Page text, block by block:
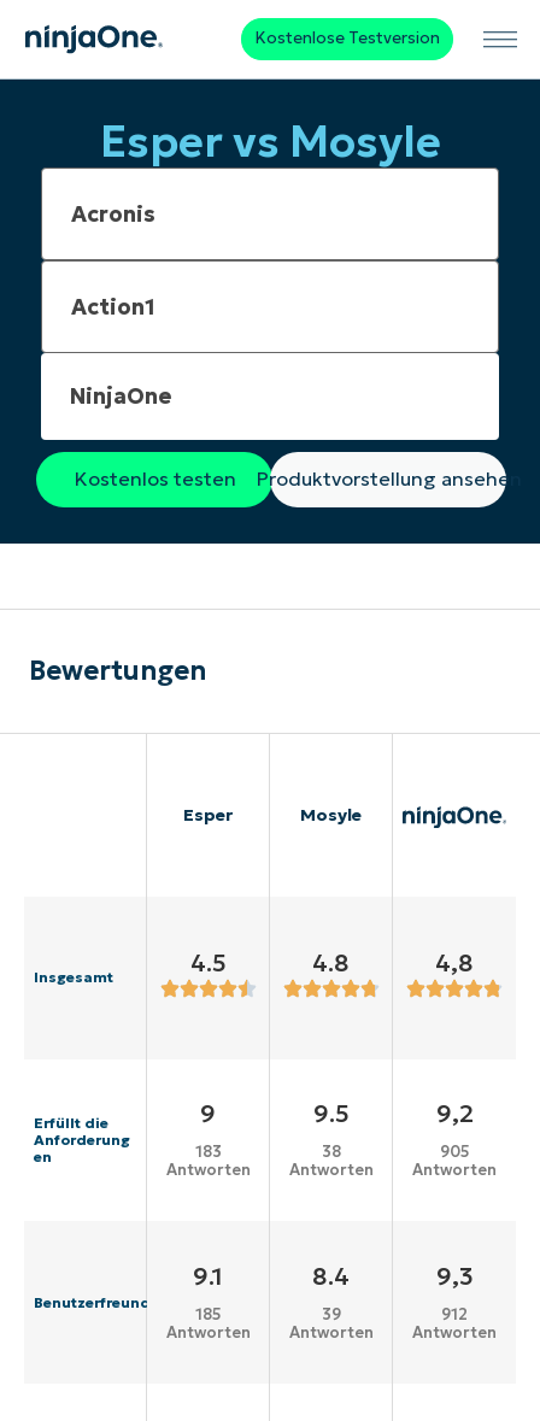
Kostenlose Testversion
Esper vs Mosyle
NinjaOne
Kostenlos testen Produktvorstellung ansehen
Bewertungen
Esper Mosyle
Insgesamt 4.5 4.8 4,8
Erfüllt die
Anforderung
en
9
183
Antworten
9.5
38
Antworten
9,2
905
Antworten
Benutzerfreundlichkeit
9.1
185
Antworten
8.4
39
Antworten
9,3
912
Antworten